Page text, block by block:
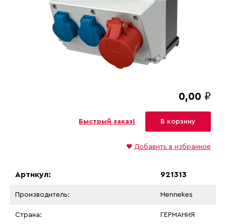
0,00 ₽
Быстрый заказ! В корзину
♥ Добавить в избранное
Артикул: 921313
Производитель: Mennekes
Страна: ГЕРМАНИЯ